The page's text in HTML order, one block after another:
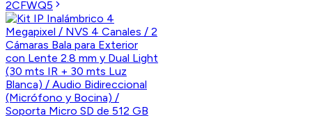
2CFWQ5